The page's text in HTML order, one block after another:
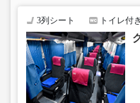
3列シート トイレ付き